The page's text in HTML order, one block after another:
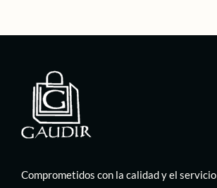
Comprometidos con la calidad y el servicio